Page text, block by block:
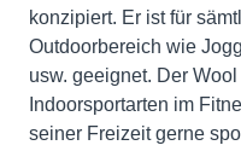
konzipiert. Er ist für
Outdoorbereich wie
usw. geeignet. Der
Indoorsportarten im
seiner Freizeit gerne